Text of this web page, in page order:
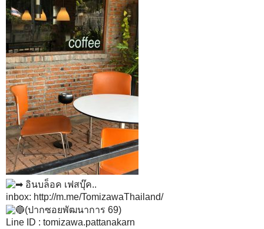
อินบล็อค เฟสบุ๊ค..
inbox: http://m.me/TomizawaThailand/
(ปากซอยพัฒนาการ 69)
Line ID : tomizawa.pattanakarn